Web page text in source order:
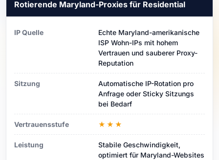
Rotierende Maryland-Proxies für Residential
IP Quelle
Echte Maryland-amerikanische
ISP Wohn-IPs mit hohem
Vertrauen und sauberer Proxy-
Reputation
Sitzung
Automatische IP-Rotation pro
Anfrage oder Sticky Sitzungs
bei Bedarf
Vertrauensstufe ★★★
Leistung
Stabile Geschwindigkeit,
optimiert für Maryland-Websites